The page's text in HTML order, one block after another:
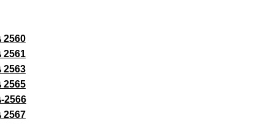
2560
2561
2563
2565
2566
2567